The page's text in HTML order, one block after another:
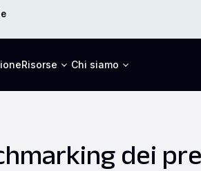
Risorse Chi siamo
dei